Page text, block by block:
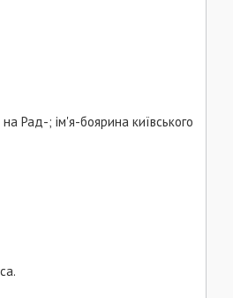
Рад-; ім'я-боярина київського